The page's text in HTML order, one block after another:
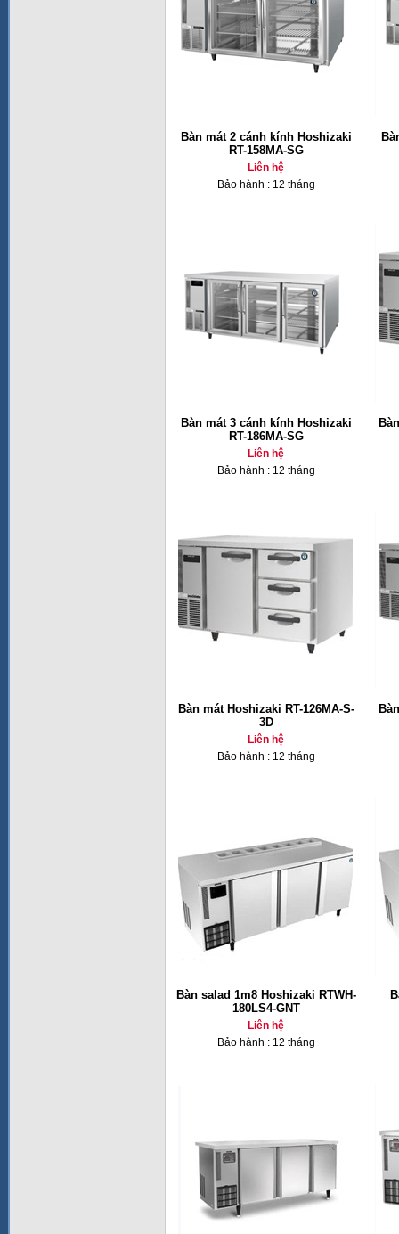
Bàn mát 2 cánh kính Hoshizaki
RT-158MA-SG
Liên hệ
Bảo hành : 12 tháng
Bàn mát 3 cánh kính Hoshizaki
RT-186MA-SG
Liên hệ
Bảo hành : 12 tháng
Bàn mát Hoshizaki RT-126MA-S-
3D
Liên hệ
Bảo hành : 12 tháng
Bàn salad 1m8 Hoshizaki RTWH-
180LS4-GNT
Liên hệ
Bảo hành : 12 tháng